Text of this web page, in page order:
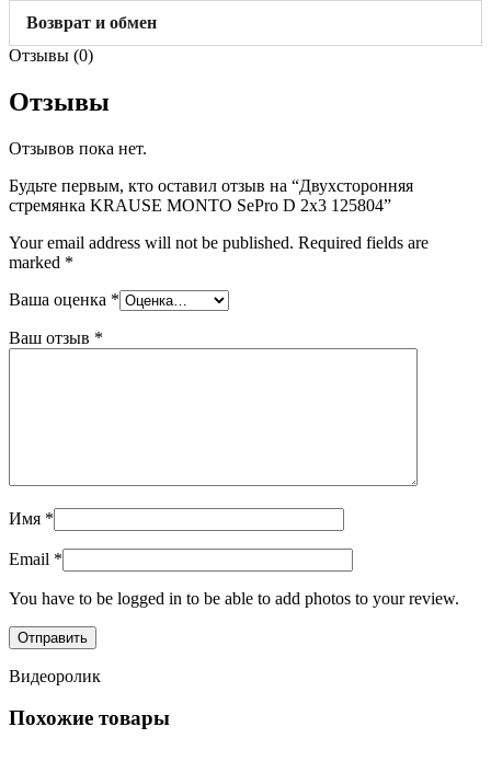
Возврат и обмен
Отзывы (0)
Отзывы
Отзывов пока нет.
Будьте первым, кто оставил отзыв на “Двухсторонняя
стремянка KRAUSE MONTO SePro D 2х3 125804”
Your email address will not be published. Required fields are
marked *
Ваша оценка *
Ваш отзыв *
Имя *
Email *
You have to be logged in to be able to add photos to your review.
Видеоролик
Похожие товары